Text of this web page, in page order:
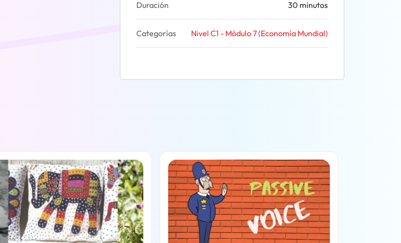
Duración 30 minutos
Categorías Nivel C1 - Módulo 7 (Economía Mundial)